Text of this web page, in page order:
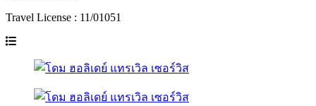
Travel License : 11/01051